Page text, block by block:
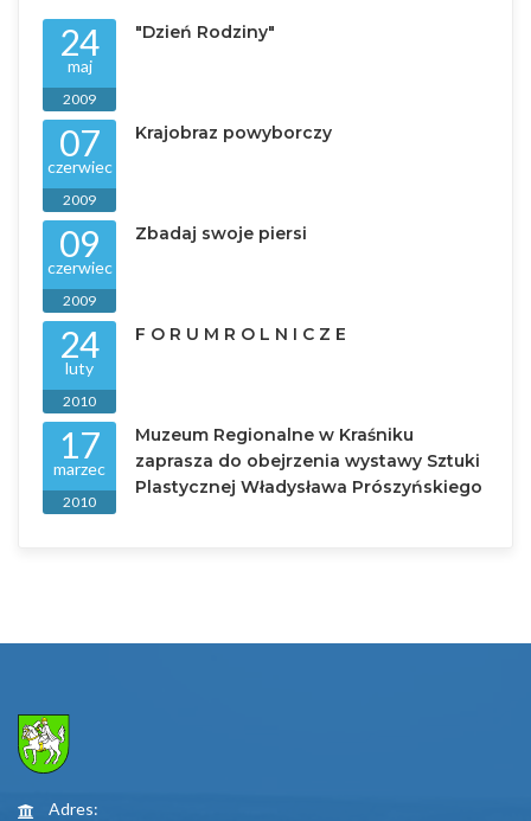
24
maj
2009
"Dzień Rodziny"
07
czerwiec
2009
Krajobraz powyborczy
09
czerwiec
2009
Zbadaj swoje piersi
24
luty
2010
F O R U M R O L N I C Z E
17
marzec
2010
Muzeum Regionalne w Kraśniku
zaprasza do obejrzenia wystawy Sztuki
Plastycznej Władysława Prószyńskiego
Adres: